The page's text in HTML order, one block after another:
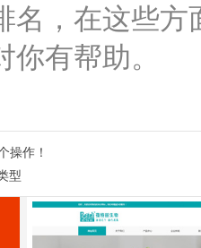
名，在这些
有帮助。
操作！
型